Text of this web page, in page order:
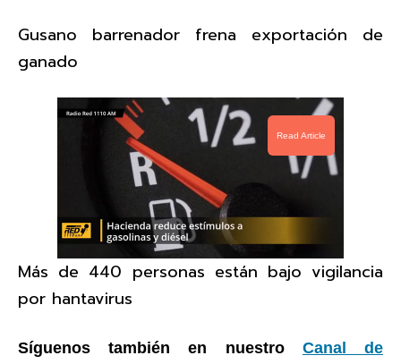
Gusano barrenador frena exportación de
ganado
Read Article
Más de 440 personas están bajo vigilancia
por hantavirus
Síguenos también en nuestro Canal de